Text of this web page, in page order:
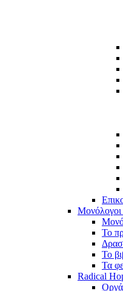
Μονόλογοι
Το
Το
Τα
Radical